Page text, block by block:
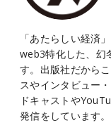
「あたらしい経済
web3特化した、幻
す。出版社だから
スやインタビュー
ドキャストや
発信をしています